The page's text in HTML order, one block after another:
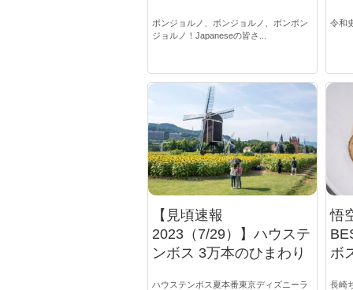
ボンジョルノ、ボンジョルノ、ボンボン
ジョルノ！Japaneseの皆さ...
令和
【見頃速報
2023（7/29）】ハウステ
ンボス 3万本のひまわり
ハウステンボス夏本番東京ディズニーラ
悟
ボ
長崎